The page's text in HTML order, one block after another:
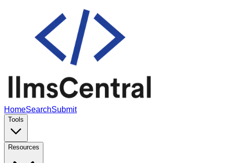
HomeSearchSubmit
Tools
Resources